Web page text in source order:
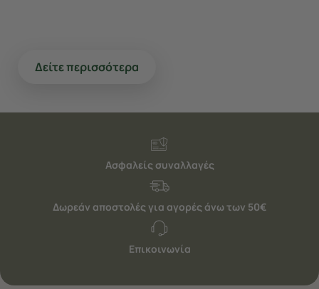
Δείτε περισσότερα
Ασφαλείς συναλλαγές
Δωρεάν αποστολές για αγορές άνω των 50€
Επικοινωνία